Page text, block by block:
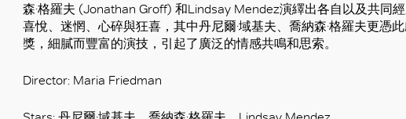
森·格羅夫 (Jonathan Groff) 和Lindsay Mendez演繹出各自以及共同經
喜悅、迷惘、心碎與狂喜，其中丹尼爾·域基夫、喬納森·格羅夫更憑
獎，細膩而豐富的演技，引起了廣泛的情感共鳴和思索。
Director: Maria Friedman